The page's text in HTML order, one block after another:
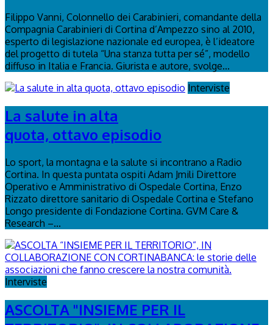
Filippo Vanni, Colonnello dei Carabinieri, comandante della
Compagnia Carabinieri di Cortina d’Ampezzo sino al 2010,
esperto di legislazione nazionale ed europea, è l’ideatore
del progetto di tutela “Una stanza tutta per sé”, modello
diffuso in Italia e Francia. Giurista e autore, svolge...
Interviste
La salute in alta
quota, ottavo episodio
Lo sport, la montagna e la salute si incontrano a Radio
Cortina. In questa puntata ospiti Adam Jmili Direttore
Operativo e Amministrativo di Ospedale Cortina, Enzo
Rizzato direttore sanitario di Ospedale Cortina e Stefano
Longo presidente di Fondazione Cortina. GVM Care &
Research –...
Interviste
ASCOLTA "INSIEME PER IL